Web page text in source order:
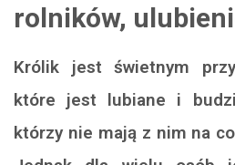
rolników,
Królik jest świetnym
które jest lubiane i
którzy nie mają z nim na